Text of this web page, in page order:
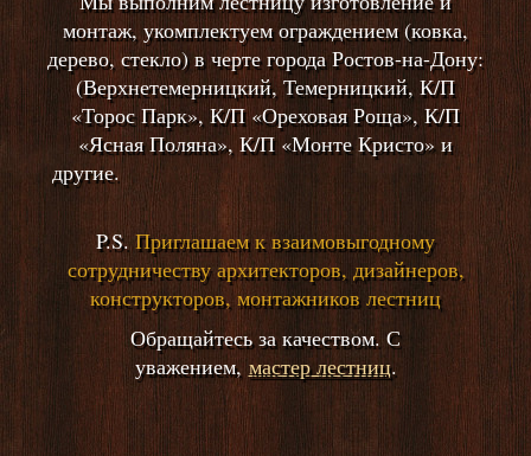
монтаж, укомплектуем ограждением (ковка,
дерево, стекло) в черте города Ростов-на-Дону:
(Верхнетемерницкий, Темерницкий, К/П
«Торос Парк», К/П «Ореховая Роща», К/П
«Ясная Поляна», К/П «Монте Кристо» и
другие.
P.S.Приглашаем к взаимовыгодному
сотрудничеству архитекторов, дизайнеров,
конструкторов, монтажников лестниц
Обращайтесь за качеством. С
уважением, мастер лестниц.